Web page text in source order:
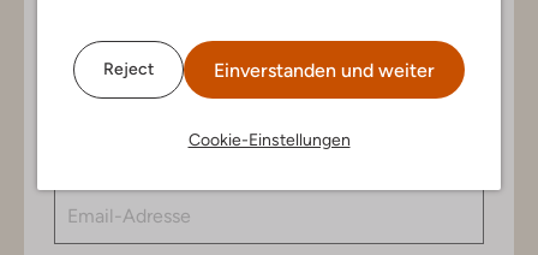
Reject Einverstanden und weiter
Cookie-Einstellungen
exklusiven Angeboten, nur für dich. Abonniere den
Newsletter und gewinne einen Einkaufsgutschein im
Wert von €150.